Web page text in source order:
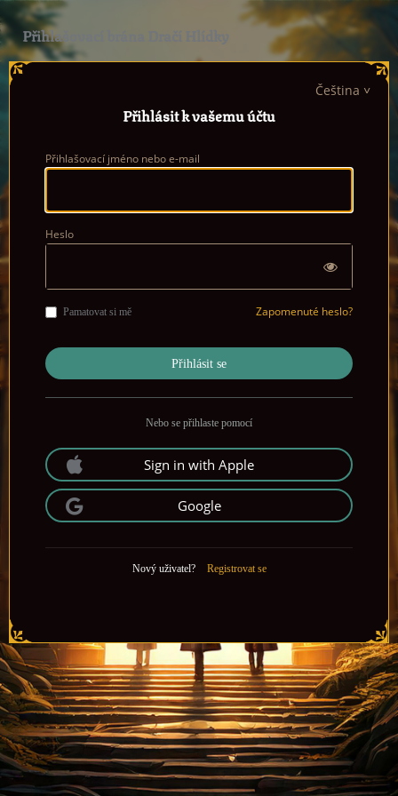
Přihlašovací brána Dračí Hlídky
Čeština
Přihlásit k vašemu účtu
Přihlašovací jméno nebo e-mail
Heslo
Pamatovat si mě Zapomenuté heslo?
Nebo se přihlaste pomocí
Sign in with Apple
Google
Nový uživatel? Registrovat se